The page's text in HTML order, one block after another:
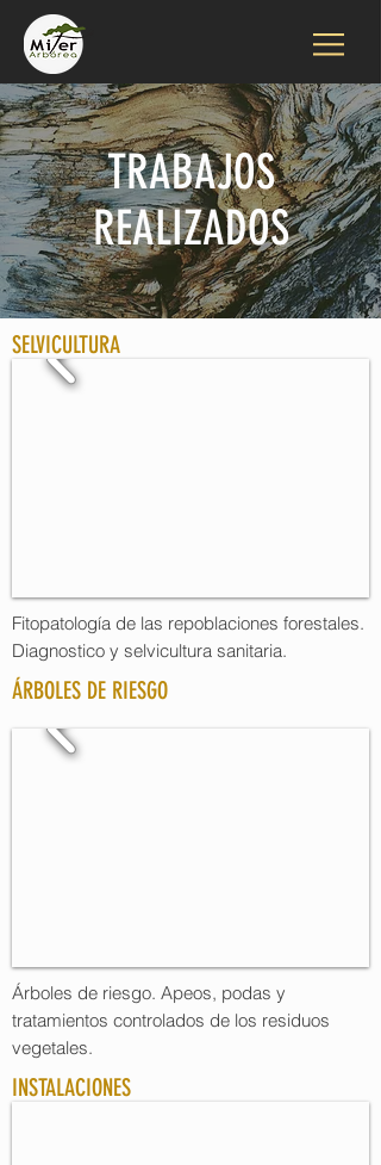
TRABAJOS
REALIZADOS
SELVICULTURA
Fitopatología de las repoblaciones forestales.
Diagnostico y selvicultura sanitaria.
ÁRBOLES DE RIESGO
Árboles de riesgo. Apeos, podas y
tratamientos controlados de los residuos
vegetales.
INSTALACIONES